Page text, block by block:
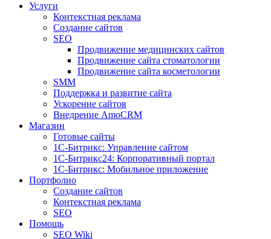
Услуги
Контекстная реклама
Создание сайтов
SEO
Продвижение медицинских сайтов
Продвижение сайта стоматологии
Продвижение сайта косметологии
SMM
Поддержка и развитие сайта
Ускорение сайтов
Внедрение AmoCRM
Магазин
Готовые сайты
1С-Битрикс: Управление сайтом
1С-Битрикс24: Корпоративный портал
1С-Битрикс: Мобильное приложение
Портфолио
Создание сайтов
Контекстная реклама
SEO
Помощь
SEO Wiki